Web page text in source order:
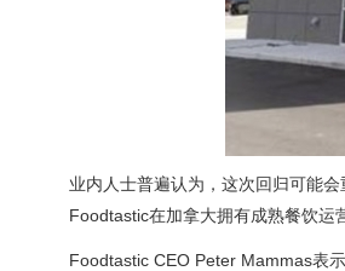
业内人士普遍认为，这次回归可能会
Foodtastic在加拿大拥有成熟餐饮运
Foodtastic CEO Peter Mammas表